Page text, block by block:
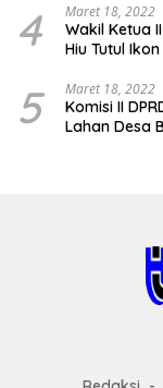
4 Maret 18, 2022
Wakil Ketua
Hiu Tutul
5 Maret 18, 2022
Komisi II
Lahan Desa